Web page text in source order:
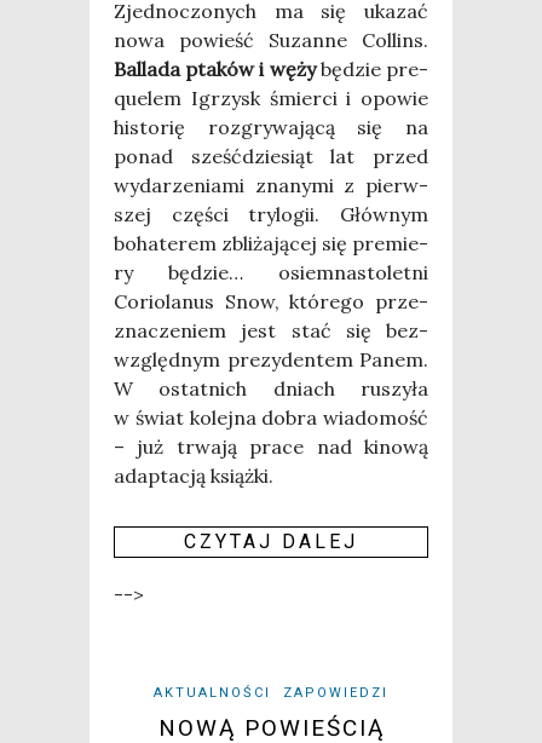
Zjed­no­czo­nych ma się uka­zać
nowa powieść Suzan­ne Col­lins.
Bal­la­da pta­ków i wężybędzie pre­
qu­elem Igrzysk śmier­ci i opo­wie
histo­rię roz­gry­wa­ją­cą się na
ponad sześć­dzie­siąt lat przed
wyda­rze­nia­mi zna­ny­mi z pierw­
szej czę­ści try­lo­gii. Głów­nym
boha­te­rem zbli­ża­ją­cej się pre­mie­
ry będzie… osiem­na­sto­let­ni
Corio­la­nus Snow, któ­re­go prze­
zna­cze­niem jest stać się bez­
względ­nym pre­zy­den­tem Panem.
W ostat­nich dniach ruszy­ła
w świat kolej­na dobra wia­do­mość
– już trwa­ją pra­ce nad kino­wą
adap­ta­cją książ­ki.
CZY­TAJ DALEJ
-->
AKTUALNOŚCI ZAPOWIEDZI
NOWĄ POWIEŚCIĄ